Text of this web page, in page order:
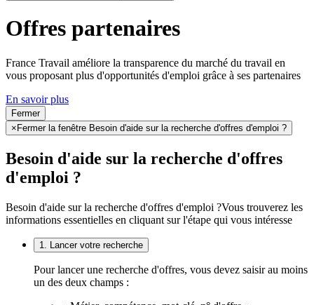
Offres partenaires
France Travail améliore la transparence du marché du travail en
vous proposant plus d'opportunités d'emploi grâce à ses partenaires
En savoir plus
Fermer
×Fermer la fenêtre Besoin d'aide sur la recherche d'offres d'emploi ?
Besoin d'aide sur la recherche d'offres
d'emploi ?
Besoin d'aide sur la recherche d'offres d'emploi ?Vous trouverez les
informations essentielles en cliquant sur l'étape qui vous intéresse
1. Lancer votre recherche
Pour lancer une recherche d'offres, vous devez saisir au moins
un des deux champs :